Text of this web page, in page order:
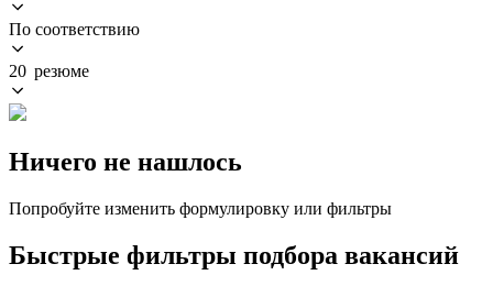
По соответствию
20 резюме
Ничего не нашлось
Попробуйте изменить формулировку или фильтры
Быстрые фильтры подбора вакансий